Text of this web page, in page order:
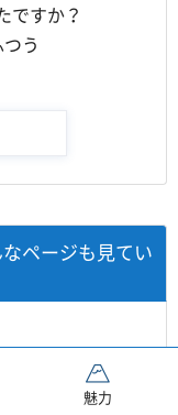
魅力
ですか？
う
ページも見てい
法について